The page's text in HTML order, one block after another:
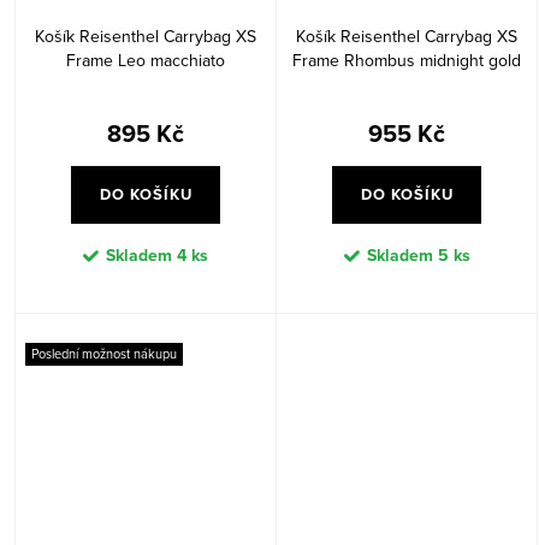
Košík Reisenthel Carrybag XS
Frame Leo macchiato
895 Kč
DO KOŠÍKU
Skladem 4 ks
Košík Reisenthel Carrybag XS
Frame Rhombus midnight gold
955 Kč
DO KOŠÍKU
Skladem 5 ks
Poslední možnost nákupu